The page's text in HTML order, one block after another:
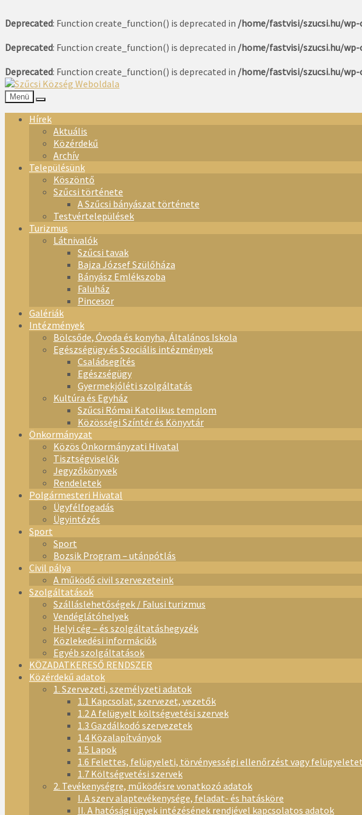
Deprecated: Function create_function() is deprecated in /home/fastvisi/szucsi.hu/
Deprecated: Function create_function() is deprecated in /home/fastvisi/szucsi.hu/
Deprecated: Function create_function() is deprecated in /home/fastvisi/szucsi.hu/
Menü
Hírek
Aktuális
Közérdekű
Archív
Településünk
Köszöntő
Szűcsi története
A Szűcsi bányászat története
Testvértelepülések
Turizmus
Látnivalók
Szűcsi tavak
Bajza József Szülőháza
Bányász Emlékszoba
Faluház
Pincesor
Galériák
Intézmények
Bölcsőde, Óvoda és konyha, Általános Iskola
Egészségügy és Szociális intézmények
Családsegítés
Egészségügy
Gyermekjóléti szolgáltatás
Kultúra és Egyház
Szűcsi Római Katolikus templom
Közösségi Színtér és Könyvtár
Önkormányzat
Közös Önkormányzati Hivatal
Tisztségviselők
Jegyzőkönyvek
Rendeletek
Polgármesteri Hivatal
Ügyfélfogadás
Ügyintézés
Sport
Sport
Bozsik Program – utánpótlás
Civil pálya
A működő civil szervezeteink
Szolgáltatások
Szálláslehetőségek / Falusi turizmus
Vendéglátóhelyek
Helyi cég – és szolgáltatáshegyzék
Közlekedési információk
Egyéb szolgáltatások
KÖZADATKERESŐ RENDSZER
Közérdekű adatok
1. Szervezeti, személyzeti adatok
1.1 Kapcsolat, szervezet, vezetők
1.2 A felügyelt költségvetési szervek
1.3 Gazdálkodó szervezetek
1.4 Közalapítványok
1.5 Lapok
1.6 Felettes, felügyeleti, törvényességi ellenőrzést vagy
1.7 Költségvetési szervek
2. Tevékenységre, működésre vonatkozó adatok
I. A szerv alaptevékenysége, feladat- és hatásköre
II. A hatósági ügyek intézésének rendjével kapcsolatos adatok